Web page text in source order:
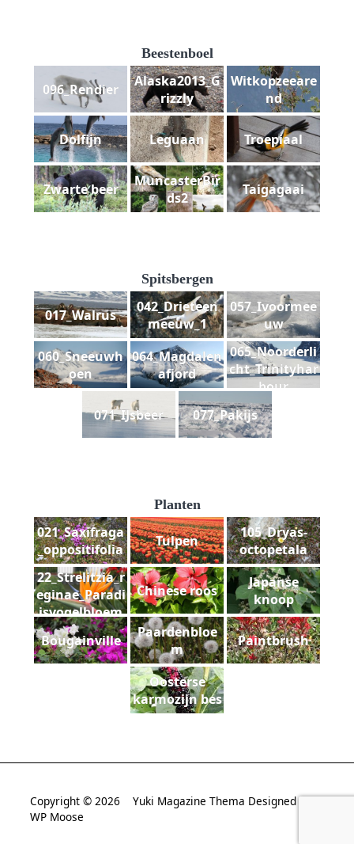
Beestenboel
096_Rendier
Alaska2013_G
rizzly
Witkopzeeare
nd
Dolfijn Leguaan Troepiaal
Zwarte beer
MuncasterBir
ds2
Taigagaai
Spitsbergen
017_Walrus
042_Drieteen
meeuw_1
057_Ivoormee
uw
060_Sneeuwh
oen
064_Magdalen
afjord
065_Noorderli
cht_Trinityhar
bour
071_IJsbeer
077_Pakijs
Planten
021_Saxifraga
_oppositifolia
Tulpen
105_Dryas-
octopetala
22_Strelitzia_r
eginae_Paradi
jsvogelbloem
Chinese roos
Japanse
knoop
Bougainville
Paardenbloe
m
Paintbrush
Oosterse
karmozijn bes
Copyright © 2026 Yuki Magazine Thema Designed By
WP Moose